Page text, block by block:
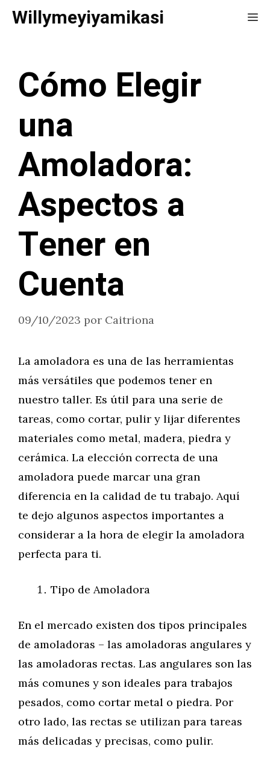
Saltar
Willymeyiyamikasi
Cómo Elegir
una
Amoladora:
Aspectos a
Tener en
Cuenta
09/10/2023 por Caitriona
La amoladora es una de las herramientas
más versátiles que podemos tener en
nuestro taller. Es útil para una serie de
tareas, como cortar, pulir y lijar diferentes
materiales como metal, madera, piedra y
cerámica. La elección correcta de una
amoladora puede marcar una gran
diferencia en la calidad de tu trabajo. Aquí
te dejo algunos aspectos importantes a
considerar a la hora de elegir la amoladora
perfecta para ti.
Tipo de Amoladora
En el mercado existen dos tipos principales
de amoladoras – las amoladoras angulares y
las amoladoras rectas. Las angulares son las
más comunes y son ideales para trabajos
pesados, como cortar metal o piedra. Por
otro lado, las rectas se utilizan para tareas
más delicadas y precisas, como pulir.